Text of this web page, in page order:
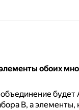
обоих
будет
B, а элементы,